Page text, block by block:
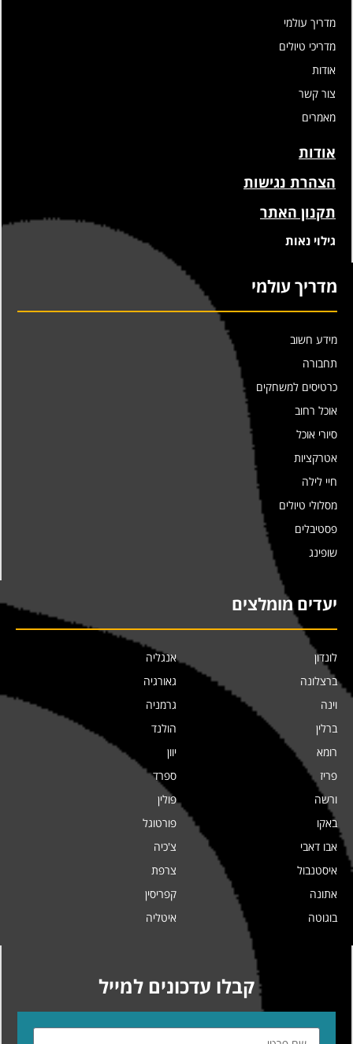
מדריך עולמי
מדריכי טיולים
אודות
צור קשר
מאמרים
אודות
הצהרת נגישות
תקנון האתר
גילוי נאות
מדריך עולמי
מידע חשוב
תחבורה
כרטיסים למשחקים
אוכל רחוב
סיורי אוכל
אטרקציות
חיי לילה
מסלולי טיולים
פסטיבלים
שופינג
יעדים מומלצים
לונדון
ברצלונה
וינה
ברלין
רומא
פריז
ורשה
באקו
אבו דאבי
איסטנבול
אתונה
בוגוטה
אנגליה
גאורגיה
גרמניה
הולנד
יוון
ספרד
פולין
פורטוגל
צ'כיה
צרפת
קפריסין
איטליה
קבלו עדכונים למייל